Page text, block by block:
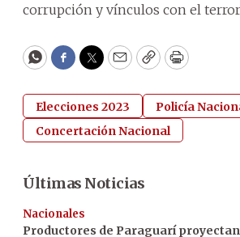
corrupción y vínculos con el
WhatsApp
Facebook
Twitter
EmailCopyPrint
Elecciones 2023
Policía
Concertación Nacional
Últimas Noticias
Nacionales
Productores de Paraguarí proyectan